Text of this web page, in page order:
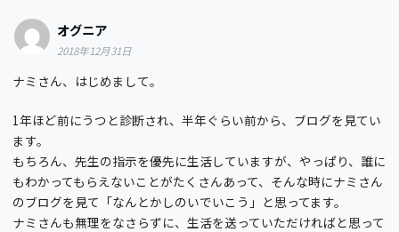
オグニア
2018年12月31日
ナミさん、はじめまして。
1年ほど前にうつと診断され、半年ぐらい前から、ブログを見てい
ます。
もちろん、先生の指示を優先に生活していますが、やっぱり、誰に
もわかってもらえないことがたくさんあって、そんな時にナミさん
のブログを見て「なんとかしのいでいこう」と思ってます。
ナミさんも無理をなさらずに、生活を送っていただければと思って